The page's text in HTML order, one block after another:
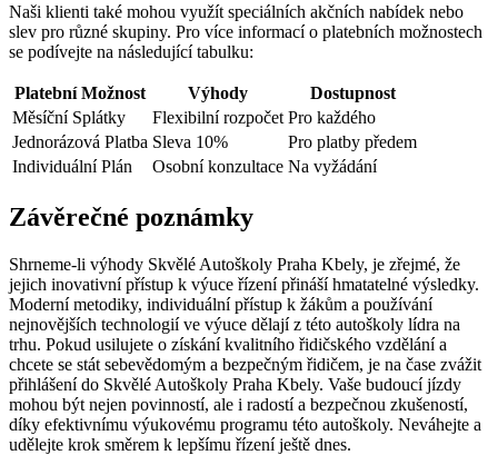
Naši klienti také mohou využít speciálních akčních nabídek nebo
slev pro různé skupiny. Pro více informací o platebních možnostech
se podívejte na následující tabulku:
Platební Možnost Výhody
Dostupnost
Měsíční Splátky
Flexibilní rozpočet Pro každého
Jednorázová Platba Sleva 10%
Pro platby předem
Individuální Plán
Osobní konzultace Na vyžádání
Závěrečné poznámky
Shrneme-li výhody Skvělé Autoškoly Praha Kbely, je zřejmé, že
jejich inovativní přístup k výuce řízení přináší hmatatelné výsledky.
Moderní metodiky, individuální přístup k žákům a používání
nejnovějších technologií ve výuce dělají z této autoškoly lídra na
trhu. Pokud usilujete o získání kvalitního řidičského vzdělání a
chcete se stát sebevědomým a bezpečným řidičem, je na čase zvážit
přihlášení do Skvělé Autoškoly Praha Kbely. Vaše budoucí jízdy
mohou být nejen povinností, ale i radostí a bezpečnou zkušeností,
díky efektivnímu výukovému programu této autoškoly. Neváhejte a
udělejte krok směrem k lepšímu řízení ještě dnes.